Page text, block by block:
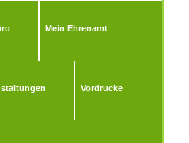
Mein Ehrenamt
Vordrucke